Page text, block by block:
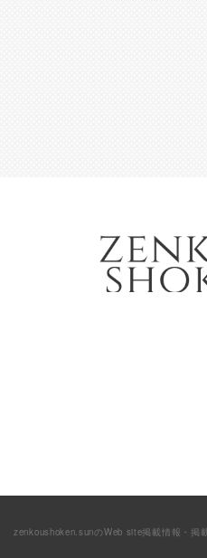
zenkoushoken.sunのWeb site掲載情報・掲